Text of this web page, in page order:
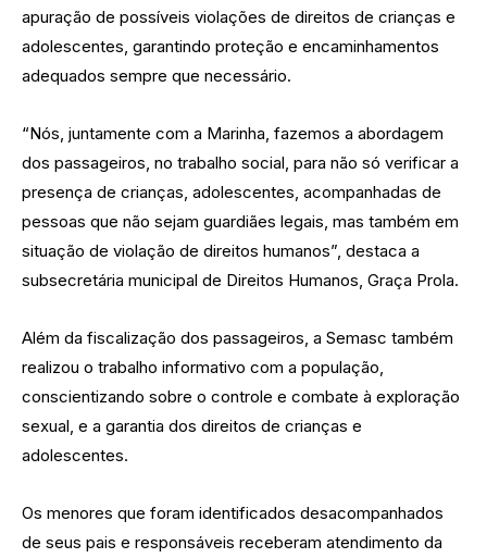
apuração de possíveis violações de direitos de crianças e
adolescentes, garantindo proteção e encaminhamentos
adequados sempre que necessário.
“Nós, juntamente com a Marinha, fazemos a abordagem
dos passageiros, no trabalho social, para não só verificar a
presença de crianças, adolescentes, acompanhadas de
pessoas que não sejam guardiães legais, mas também em
situação de violação de direitos humanos”, destaca a
subsecretária municipal de Direitos Humanos, Graça Prola.
Além da fiscalização dos passageiros, a Semasc também
realizou o trabalho informativo com a população,
conscientizando sobre o controle e combate à exploração
sexual, e a garantia dos direitos de crianças e
adolescentes.
Os menores que foram identificados desacompanhados
de seus pais e responsáveis receberam atendimento da